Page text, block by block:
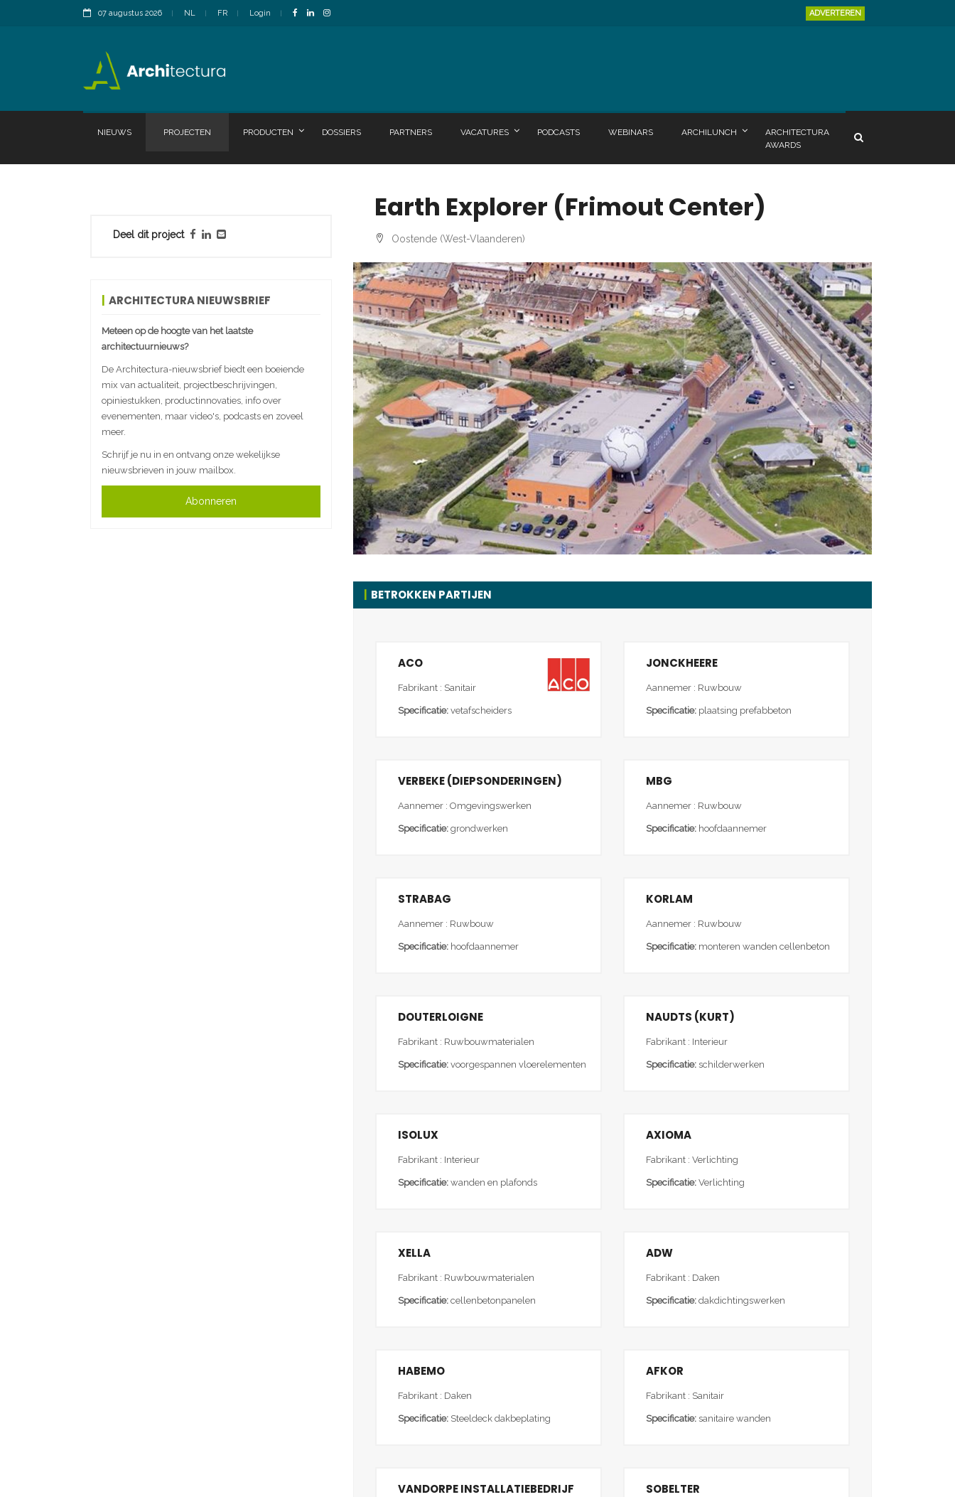
07 augustus 2026 NL FR Login ADVERTEREN
NIEUWS PROJECTEN PRODUCTEN DOSSIERS PARTNERS VACATURES PODCASTS WEBINARS ARCHILUNCH
ARCHITECTURA
AWARDS
Deel dit project
ARCHITECTURA NIEUWSBRIEF
Meteen op de hoogte van het laatste
architectuurnieuws?
De Architectura-nieuwsbrief biedt een boeiende
mix van actualiteit, projectbeschrijvingen,
opiniestukken, productinnovaties, info over
evenementen, maar video's, podcasts en zoveel
meer.
Schrijf je nu in en ontvang onze wekelijkse
nieuwsbrieven in jouw mailbox.
Abonneren
Earth Explorer (Frimout Center)
Oostende (West-Vlaanderen)
BETROKKEN PARTIJEN
ACO
Fabrikant : Sanitair
Specificatie: vetafscheiders
JONCKHEERE
Aannemer : Ruwbouw
Specificatie: plaatsing prefabbeton
VERBEKE (DIEPSONDERINGEN)
Aannemer : Omgevingswerken
Specificatie: grondwerken
MBG
Aannemer : Ruwbouw
Specificatie: hoofdaannemer
STRABAG
Aannemer : Ruwbouw
Specificatie: hoofdaannemer
KORLAM
Aannemer : Ruwbouw
Specificatie: monteren wanden cellenbeton
DOUTERLOIGNE
Fabrikant : Ruwbouwmaterialen
Specificatie: voorgespannen vloerelementen
NAUDTS (KURT)
Fabrikant : Interieur
Specificatie: schilderwerken
ISOLUX
Fabrikant : Interieur
Specificatie: wanden en plafonds
AXIOMA
Fabrikant : Verlichting
Specificatie: Verlichting
XELLA
Fabrikant : Ruwbouwmaterialen
Specificatie: cellenbetonpanelen
ADW
Fabrikant : Daken
Specificatie: dakdichtingswerken
HABEMO
Fabrikant : Daken
Specificatie: Steeldeck dakbeplating
AFKOR
Fabrikant : Sanitair
Specificatie: sanitaire wanden
VANDORPE INSTALLATIEBEDRIJF SOBELTER